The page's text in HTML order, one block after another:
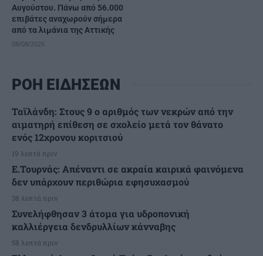
Αυγούστου. Πάνω από 56.000
επιβάτες αναχωρούν σήμερα
από τα λιμάνια της Αττικής
08/08/2026
ΡΟΗ ΕΙΔΗΣΕΩΝ
Ταϊλάνδη: Στους 9 ο αριθμός των νεκρών από την
αιματηρή επίθεση σε σχολείο μετά τον θάνατο
ενός 12χρονου κοριτσιού
19 λεπτά πριν
Ε.Τουρνάς: Απέναντι σε ακραία καιρικά φαινόμενα
δεν υπάρχουν περιθώρια εφησυχασμού
38 λεπτά πριν
Συνελήφθησαν 3 άτομα για υδροπονική
καλλιέργεια δενδρυλλίων κάνναβης
58 λεπτά πριν